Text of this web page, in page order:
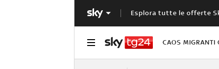
Esplora tutte le offerte
CAOS MIGRANTI